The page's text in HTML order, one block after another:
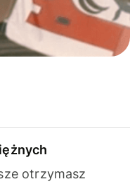
otrzymasz